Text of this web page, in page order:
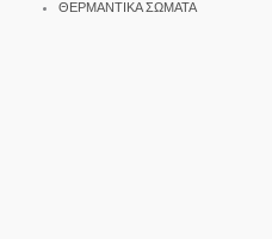
ΘΕΡΜΑΝΤΙΚΑ ΣΩΜΑΤΑ